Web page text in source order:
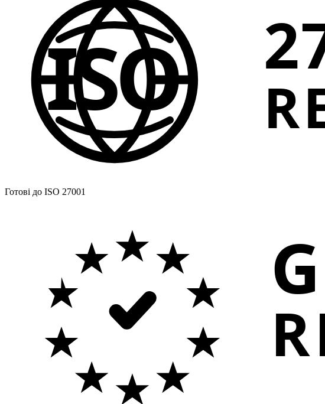
ISO
Готові до ISO 27001